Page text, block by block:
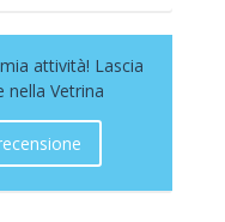
attività! Lascia
nella Vetrina